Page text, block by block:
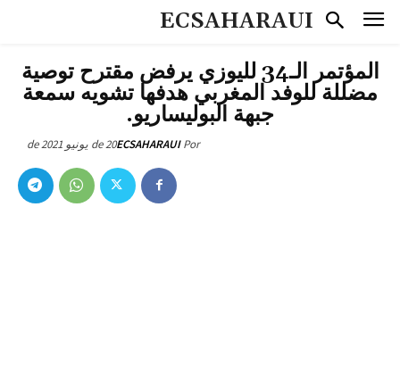
ECSAHARAUI
المؤتمر الـ34 لليوزي يرفض مقترح توصية
مضللة للوفد المغربي هدفها تشويه سمعة
جبهة البوليساريو.
Por
ECSAHARAUI20 de يونيو de 2021